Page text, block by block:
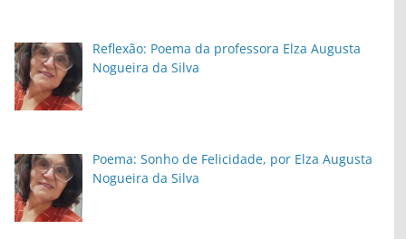
Reflexão: Poema da professora Elza Augusta
Nogueira da Silva
Poema: Sonho de Felicidade, por Elza Augusta
Nogueira da Silva